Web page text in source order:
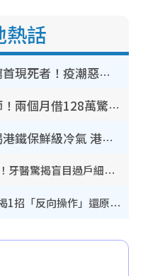
熱話
奪命寄生蟲｜食生菜狂瀉首現死者！疫潮惡化錄1.8萬宗病例 揭洗菜3大謬誤
銀行高層戀上水療女技師！兩個月借128萬驚覺「沉船」沉落火海 揭背後疑似邪教操控賣淫
內地客歎港人唔識老！揭港鐵保鮮級冷氣 港人求放過：咪投訴
牙線棒亂用隨時越清越污糟！牙醫驚揭盲目過戶細菌恐致蛀牙：呢種先係日常真保養
WhatsApp預設貼圖點刪？揭1招「反向操作」還原簡潔介面 附3步實測教學